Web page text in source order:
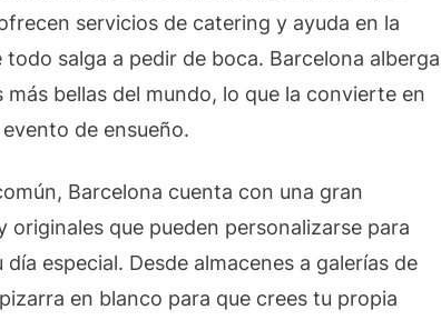
servicios de catering y ayuda en la
salga a pedir de boca. Barcelona alberga
más bellas del mundo, lo que la convierte en
de ensueño.
Barcelona cuenta con una gran
originales que pueden personalizarse para
especial. Desde almacenes a galerías de
en blanco para que crees tu propia